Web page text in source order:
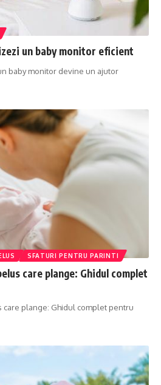
un baby monitor eficient
baby monitor devine un ajutor
SFATURI PENTRU PARINTI
care plange: Ghidul complet
care plange: Ghidul complet pentru